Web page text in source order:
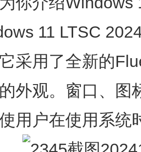
11 LTSC
采用了全新的
外观。窗口、图
用户在使用系统